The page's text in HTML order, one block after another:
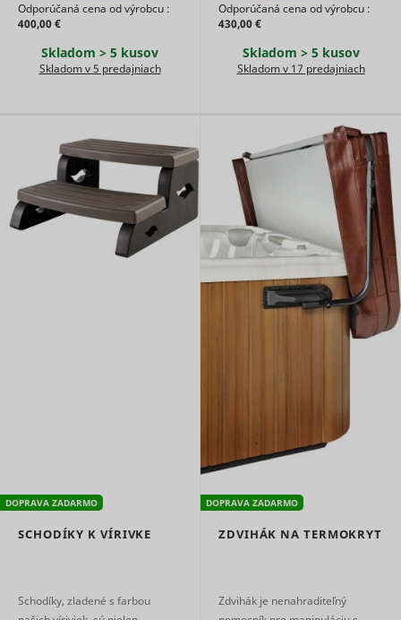
Odporúčaná cena od výrobcu :
400,00 €
Skladom > 5 kusov
Skladom v 5 predajniach
Odporúčaná cena od výrobcu :
430,00 €
Skladom > 5 kusov
Skladom v 17 predajniach
DOPRAVA ZADARMO
SCHODÍKY K VÍRIVKE
Schodíky, zladené s farbou
DOPRAVA ZADARMO
ZDVIHÁK NA TERMOKRYT
Zdvihák je nenahraditeľný